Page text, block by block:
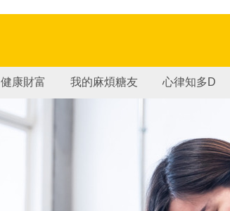
健康財富 我的麻煩糖友 心律知多D